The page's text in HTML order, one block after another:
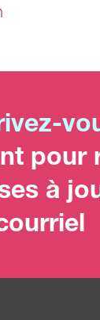
pour
à